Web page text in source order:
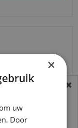
zijn wij
niet
×
uw
Door